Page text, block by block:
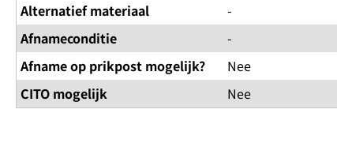
Alternatief materiaal
-
Afnameconditie
-
Afname op prikpost mogelijk?
Nee
CITO mogelijk
Nee